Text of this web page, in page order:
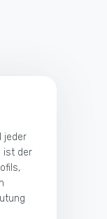
jeder
ist der